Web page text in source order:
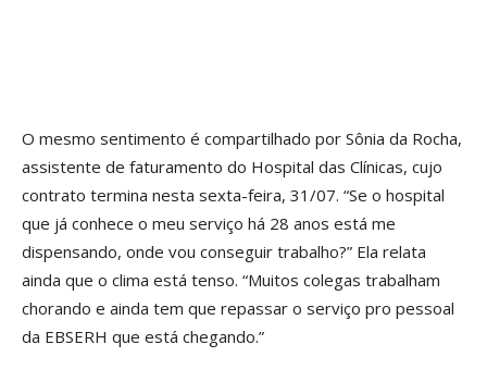
O mesmo sentimento é compartilhado por Sônia da Rocha,
assistente de faturamento do Hospital das Clínicas, cujo
contrato termina nesta sexta-feira, 31/07. “Se o hospital
que já conhece o meu serviço há 28 anos está me
dispensando, onde vou conseguir trabalho?” Ela relata
ainda que o clima está tenso. “Muitos colegas trabalham
chorando e ainda tem que repassar o serviço pro pessoal
da EBSERH que está chegando.”